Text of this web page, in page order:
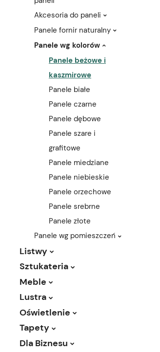
Akcesoria do paneli
Panele fornir naturalny
Panele wg kolorów
Panele beżowe i
kaszmirowe
Panele białe
Panele czarne
Panele dębowe
Panele szare i
grafitowe
Panele miedziane
Panele niebieskie
Panele orzechowe
Panele srebrne
Panele złote
Panele wg pomieszczeń
Listwy
Sztukateria
Meble
Lustra
Oświetlenie
Tapety
Dla Biznesu